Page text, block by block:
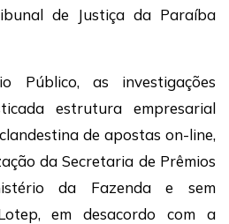
de Justiça da Paraíba
Público, as investigações
estrutura empresarial
de apostas on-line,
da Secretaria de Prêmios
da Fazenda e sem
em desacordo com a